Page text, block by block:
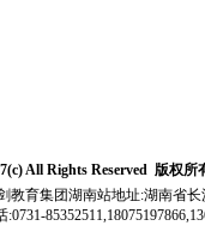
All Rights Reserved 版权
教育集团湖南站地址:湖南省
:0731-85352511,18075197866,